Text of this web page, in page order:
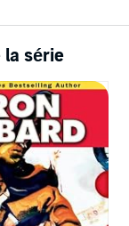
la série